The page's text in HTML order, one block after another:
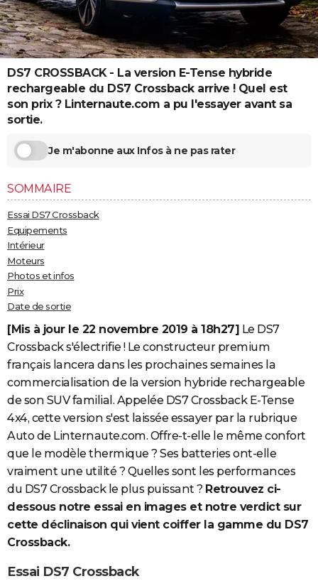
Destinations
City break
Voyage nature
Voyage de noces
Forum
Climat
+
PHOTO
GUIDES D'ACHAT
BONS PLANS
CARTE DE VOEUX
Dictionnaire
Biographies
Citations
Expressions
Proverbes
PROGRAMME TV
COPAINS D'AVANT
S'inscrire
Se connecter
Lycées
Collèges
Primaires
Universités
Entreprises
Service militaire
Avis de recherche
AVIS DE DÉCÈS
FORUM
Bricolage
Lifestyle
Culture
Sport
Auto
Television
Voyage
Cinema
DS7 CROSSBACK - La version E-Tense hybride
rechargeable du DS7 Crossback arrive ! Quel est
son prix ? Linternaute.com a pu l'essayer avant sa
sortie.
Je m'abonne aux Infos à ne pas rater
SOMMAIRE
Essai DS7 Crossback
Equipements
Intérieur
Moteurs
Photos et infos
Prix
Date de sortie
[Mis à jour le 22 novembre 2019 à 18h27] Le DS7
Crossback s'électrifie ! Le constructeur premium
français lancera dans les prochaines semaines la
commercialisation de la version hybride rechargeable
de son SUV familial. Appelée DS7 Crossback E-Tense
4x4, cette version s'est laissée essayer par la rubrique
Auto de Linternaute.com. Offre-t-elle le même confort
que le modèle thermique ? Ses batteries ont-elle
vraiment une utilité ? Quelles sont les performances
du DS7 Crossback le plus puissant ? Retrouvez ci-
dessous notre essai en images et notre verdict sur
cette déclinaison qui vient coiffer la gamme du DS7
Crossback.
Essai DS7 Crossback